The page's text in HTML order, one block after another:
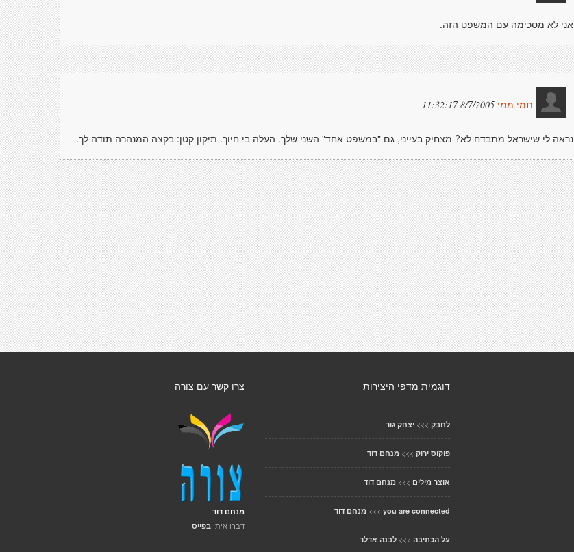
אני לא מסכימה עם המשפט הזה.
תמי ממי 8/7/2005 11:32:17
נראה לי שישראל מתבדח לא? מצחיק בעייני, גם "במשפט אחד" השני שלך. העלה בי חיוך. תיקון קטן: בקצה המנהרה תודה לך.
צרו קשר עם צורה
מנחם דוד
דברו איתי בפייס
דוגמית מדפי היצירות
לחבק >>> יצחק גור
פוקוס ירוק >>> מנחם דוד
אוצר מילים >>> מנחם דוד
you are connected
>>> מנחם דוד
על הכתיבה >>> לבנה אדלר